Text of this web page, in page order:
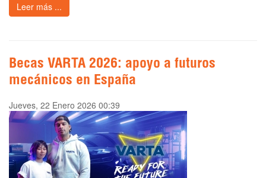
Leer más ...
Becas VARTA 2026: apoyo a futuros
mecánicos en España
Jueves, 22 Enero 2026 00:39